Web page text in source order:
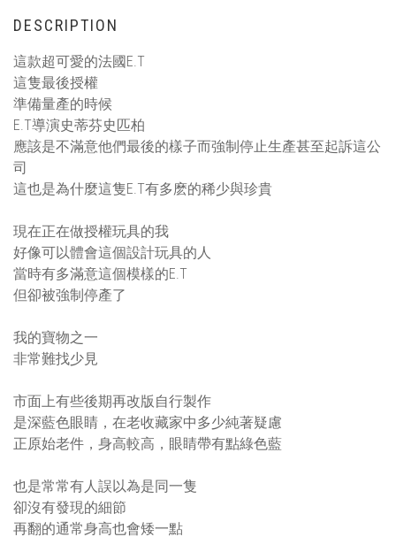
DESCRIPTION
這款超可愛的法國E.T
這隻最後授權
準備量產的時候
E.T導演史蒂芬史匹柏
應該是不滿意他們最後的樣子而強制停止生產甚至起訴這公
司
這也是為什麼這隻E.T有多麽的稀少與珍貴
現在正在做授權玩具的我
好像可以體會這個設計玩具的人
當時有多滿意這個模樣的E.T
但卻被強制停產了
我的寶物之一
非常難找少見
市面上有些後期再改版自行製作
是深藍色眼睛，在老收藏家中多少純著疑慮
正原始老件，身高較高，眼睛帶有點綠色藍
也是常常有人誤以為是同一隻
卻沒有發現的細節
再翻的通常身高也會矮一點